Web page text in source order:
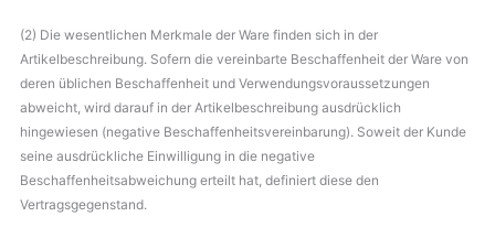
(2) Die wesentlichen Merkmale der Ware finden sich in der
Artikelbeschreibung. Sofern die vereinbarte Beschaffenheit der Ware von
deren üblichen Beschaffenheit und Verwendungsvoraussetzungen
abweicht, wird darauf in der Artikelbeschreibung ausdrücklich
hingewiesen (negative Beschaffenheitsvereinbarung). Soweit der Kunde
seine ausdrückliche Einwilligung in die negative
Beschaffenheitsabweichung erteilt hat, definiert diese den
Vertragsgegenstand.